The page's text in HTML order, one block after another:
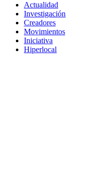
Actualidad
Investigación
Creadores
Movimientos
Iniciativa
Hiperlocal